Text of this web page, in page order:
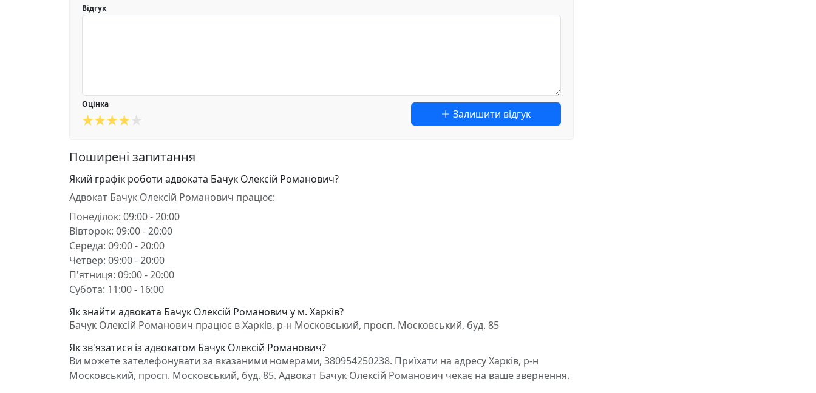
Відгук
Оцінка
Залишити відгук
Поширені запитання
Який графік роботи адвоката Бачук Олексій Романович?
Адвокат Бачук Олексій Романович працює:
Понеділок: 09:00 - 20:00
Вівторок: 09:00 - 20:00
Середа: 09:00 - 20:00
Четвер: 09:00 - 20:00
П'ятниця: 09:00 - 20:00
Субота: 11:00 - 16:00
Як знайти адвоката Бачук Олексій Романович у м. Харків?
Бачук Олексій Романович працює в Харків, р-н Московський, просп. Московський, буд. 85
Як зв'язатися із адвокатом Бачук Олексій Романович?
Ви можете зателефонувати за вказаними номерами, 380954250238. Приїхати на адресу Харків, р-н
Московський, просп. Московський, буд. 85. Адвокат Бачук Олексій Романович чекає на ваше звернення.